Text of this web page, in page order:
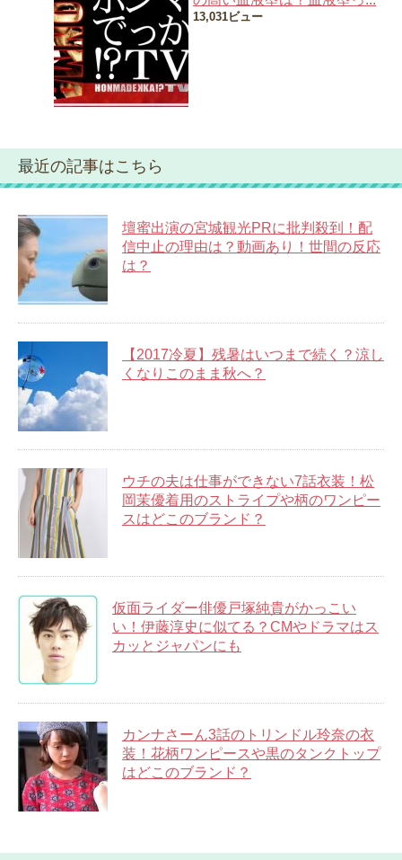
13,031ビュー
最近の記事はこちら
壇蜜出演の宮城観光PRに批判殺到！配
信中止の理由は？動画あり！世間の反応
は？
【2017冷夏】残暑はいつまで続く？涼し
くなりこのまま秋へ？
ウチの夫は仕事ができない7話衣装！松
岡茉優着用のストライプや柄のワンピー
スはどこのブランド？
仮面ライダー俳優戸塚純貴がかっこい
い！伊藤淳史に似てる？CMやドラマはス
カッとジャパンにも
カンナさーん3話のトリンドル玲奈の衣
装！花柄ワンピースや黒のタンクトップ
はどこのブランド？